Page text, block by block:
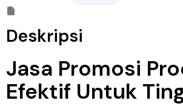
Deskripsi
Jasa Promosi
Efektif Untuk